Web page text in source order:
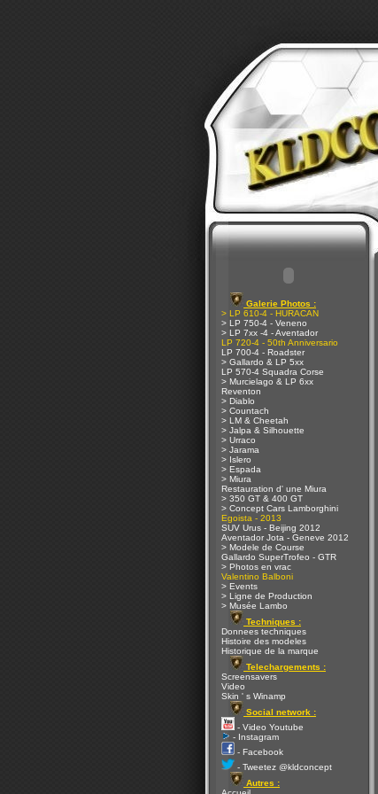
Galerie Photos :
> LP 610-4 - HURACAN
> LP 750-4 - Veneno
> LP 7xx -4 - Aventador
LP 720-4 - 50th Anniversario
LP 700-4 - Roadster
> Gallardo & LP 5xx
LP 570-4 Squadra Corse
> Murcielago & LP 6xx
Reventon
> Diablo
> Countach
> LM & Cheetah
> Jalpa & Silhouette
> Urraco
> Jarama
> Islero
> Espada
> Miura
Restauration d' une Miura
> 350 GT & 400 GT
> Concept Cars Lamborghini
Egoista - 2013
SUV Urus - Beijing 2012
Aventador Jota - Geneve 2012
> Modele de Course
Gallardo SuperTrofeo - GTR
> Photos en vrac
Valentino Balboni
> Events
> Ligne de Production
> Musée Lambo
Techniques :
Donnees techniques
Histoire des modeles
Historique de la marque
Telechargements :
Screensavers
Video
Skin ' s Winamp
Social network :
- Video Youtube
- Instagram
- Facebook
- Tweetez @kldconcept
Autres :